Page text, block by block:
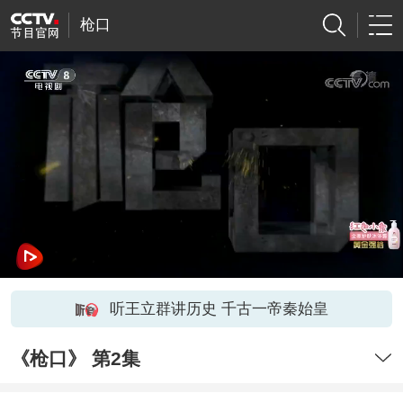
枪口
听王立群讲历史 千古一帝秦始皇
《枪口》 第2集